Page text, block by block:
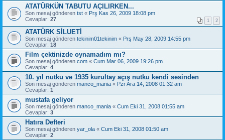
ATATÜRKÜN TABUTU AÇILIRKEN...
Son mesaj gönderen tst « Prş Kas 26, 2009 18:08 pm
Cevaplar: 27 1 2
ATATÜRK SİLUETİ
Son mesaj gönderen tekinim01tekinim « Prş May 28, 2009 14:55 pm
Cevaplar: 18
Film çektinizde oynamadım mı?
Son mesaj gönderen com « Cum Mar 06, 2009 19:26 pm
Cevaplar: 4
10. yıl nutku ve 1935 kurultay açış nutku kendi sesinden
Son mesaj gönderen manco_mania « Pzr Ara 14, 2008 01:32 am
Cevaplar: 1
mustafa geliyor
Son mesaj gönderen manco_mania « Cum Eki 31, 2008 01:55 am
Cevaplar: 3
Hatıra Defteri
Son mesaj gönderen yar_ola « Cum Eki 31, 2008 01:50 am
Cevaplar: 2